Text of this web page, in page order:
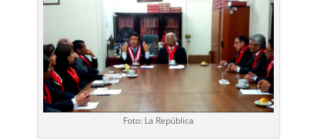
Foto: La República